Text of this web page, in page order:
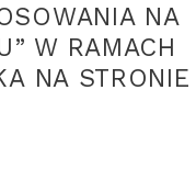
NA
W RAMACH
NA STRONIE